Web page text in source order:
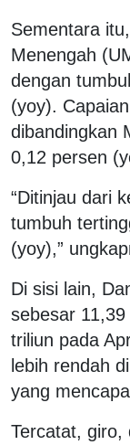
Sementara
Menengah
dengan
(yoy).
dibandingkan
0,12 persen
“Ditinjau dari
tumbuh
(yoy),”
Di sisi lain,
sebesar
triliun pada
lebih rendah
yang
Tercatat, giro,